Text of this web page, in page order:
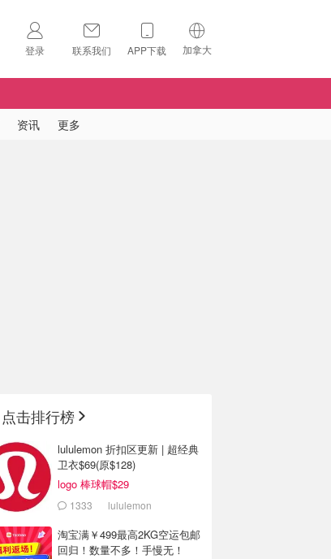
登录 联系我们 APP下载 加拿大
🇺🇸
资讯 更多
点击排行榜
lululemon 折扣区更新 | 超经典
卫衣$69(原$128)
logo 棒球帽$29
1333 lululemon
淘宝满￥499最高2KG空运包邮
回归！数量不多！手慢无！